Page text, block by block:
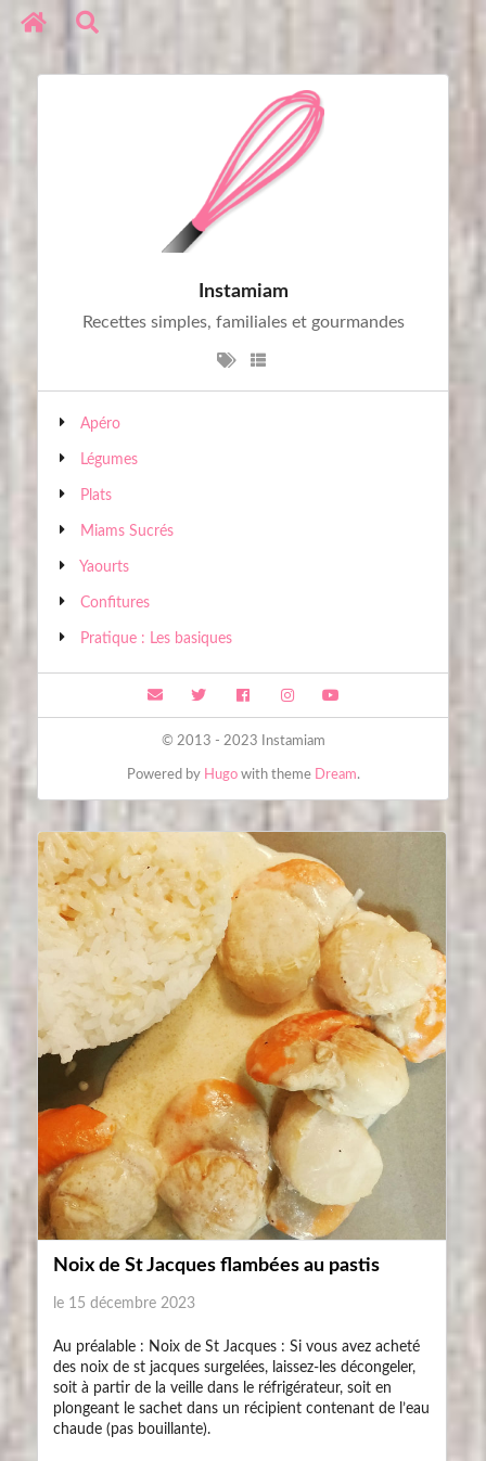
Instamiam
Recettes simples, familiales et gourmandes
Apéro
Légumes
Plats
Miams Sucrés
Yaourts
Confitures
Pratique : Les basiques
© 2013 - 2023 Instamiam
Powered by Hugowith theme Dream.
Noix de St Jacques flambées au pastis
le 15 décembre 2023
Au préalable : Noix de St Jacques : Si vous avez acheté
des noix de st jacques surgelées, laissez-les décongeler,
soit à partir de la veille dans le réfrigérateur, soit en
plongeant le sachet dans un récipient contenant de l’eau
chaude (pas bouillante).
Réseaux sociaux